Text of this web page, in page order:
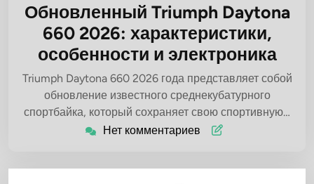
Обновленный Triumph Daytona
660 2026: характеристики,
особенности и электроника
Triumph Daytona 660 2026 года представляет собой
обновление известного среднекубатурного
спортбайка, который сохраняет свою спортивную…
Нет комментариев